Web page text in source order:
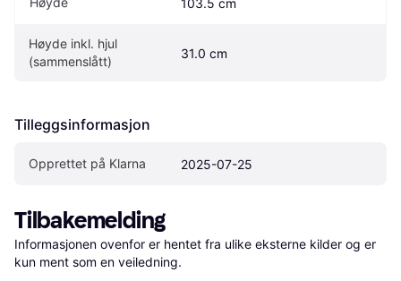
Høyde inkl. hjul
(sammenslått)
31.0 cm
Tilleggsinformasjon
Opprettet på Klarna 2025-07-25
Tilbakemelding
Informasjonen ovenfor er hentet fra ulike eksterne kilder og er
kun ment som en veiledning.